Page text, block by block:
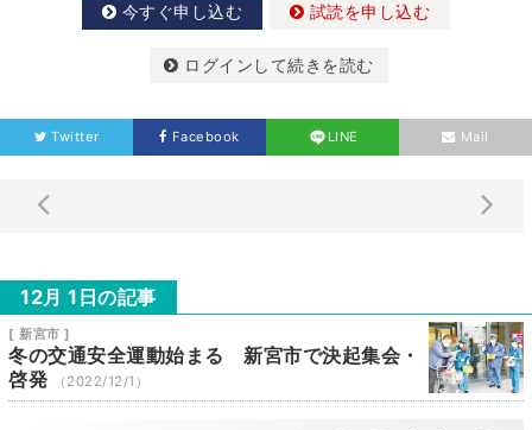
今すぐ申し込む 試読を申し込む
ログインして続きを読む
Twitter Facebook LINE Mail
12月 1日の記事
[ 新宮市 ]
冬の交通安全運動始まる 新宮市で決起集会・
啓発
（2022/12/1）